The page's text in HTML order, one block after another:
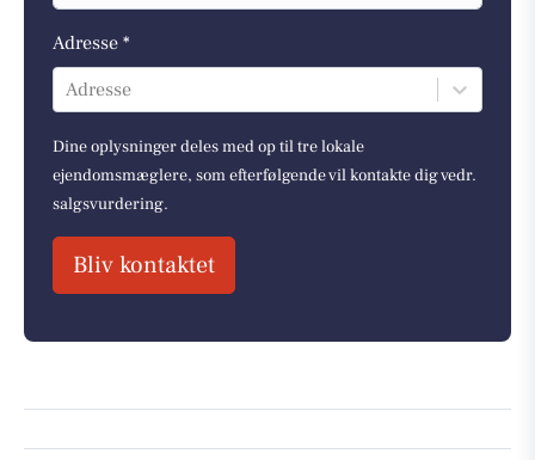
Adresse *
Adresse
Dine oplysninger deles med op til tre lokale
ejendomsmæglere, som efterfølgende vil kontakte dig vedr.
salgsvurdering.
Bliv kontaktet